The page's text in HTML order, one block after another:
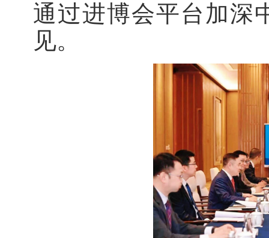
通过进博会平台加深
见。